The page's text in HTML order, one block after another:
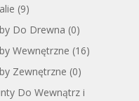
(9)
Do Drewna (0)
Wewnętrzne (16)
Zewnętrzne (0)
Do Wewnątrz i